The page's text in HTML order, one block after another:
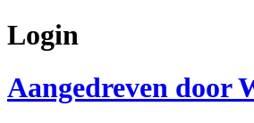
Login
Aangedreven door